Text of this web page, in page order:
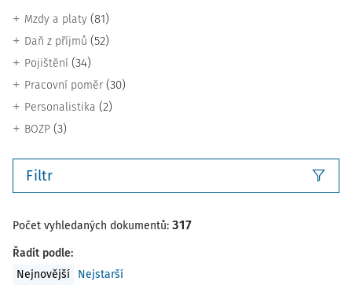
Mzdy a platy (81)
Daň z příjmů (52)
Pojištění (34)
Pracovní poměr (30)
Personalistika (2)
BOZP (3)
Filtr
Počet vyhledaných dokumentů: 317
Řadit podle:
Nejnovější
Nejstarší